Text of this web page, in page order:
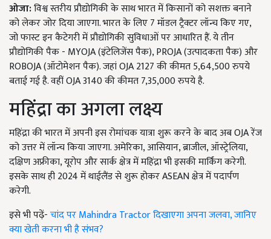
ओजा:विश्व स्तरीय प्रौद्योगिकी के साथ भारत में किसानों को सशक्त बनाने
को लेकर जोर दिया जाएगा. भारत के लिए 7 मॉडल ट्रैक्टर लॉन्च किए गए,
जो फास्ट इन कैटेगरी में प्रौद्योगिकी सुविधाओं पर आधारित हैं. ये तीन
प्रौद्योगिकी पैक - MYOJA (इंटेलिजेंस पैक), PROJA (उत्पादकता पैक) और
ROBOJA (ऑटोमेशन पैक). जहां OJA 2127 की कीमत 5,64,500 रुपये
बताई गई है. वहीं OJA 3140 की कीमत 7,35,000 रुपये है.
महिंद्रा का अगला लक्ष्य
महिंद्रा की भारत में अपनी इस रोमांचक यात्रा शुरू करने के बाद अब OJA रेंज
को उत्तर में लॉन्च किया जाएगा. अमेरिका, आसियान, ब्राजील, ऑस्ट्रेलिया,
दक्षिण अफ्रीका, यूरोप और सार्क क्षेत्र में महिंद्रा भी इसकी मार्किंग करेगी.
इसके साथ ही 2024 में थाईलैंड से शुरू होकर ASEAN क्षेत्र में पदार्पण
करेगी.
इसे भी पढ़ें-चांद पर Mahindra Tractor दिखाएगा अपना जलवा, जानिए
क्या खेती करना भी है संभव?